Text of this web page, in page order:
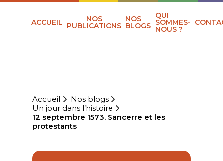
ACCUEIL NOS
PUBLICATIONS
NOS
BLOGS
QUI
SOMMES-
NOUS ?
Accueil
Nos blogs
Un jour dans l’histoire
12 septembre 1573. Sancerre et les
protestants